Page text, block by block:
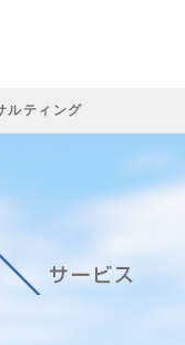
ルティング